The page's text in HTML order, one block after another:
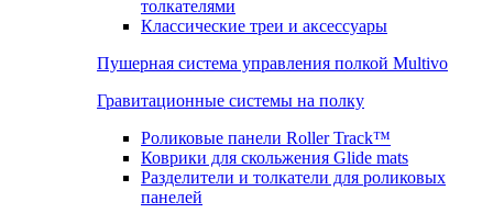
толкателями
Классические треи и аксессуары
Пушерная система управления полкой Multivo
Гравитационные системы на полку
Роликовые панели Roller Track™
Коврики для скольжения Glide mats
Разделители и толкатели для роликовых
панелей